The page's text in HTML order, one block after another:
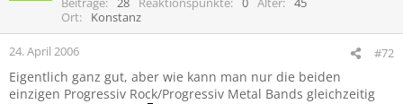
Ort
Konstanz
24. April 2006 #72
Eigentlich ganz gut, aber wie kann man nur die beiden
einzigen Progressiv Rock/Progressiv Metal Bands gleichzeitig